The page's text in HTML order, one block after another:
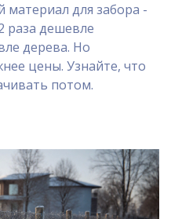
для забора -
раза дешевле
дерева. Но
цены. Узнайте, что
потом.